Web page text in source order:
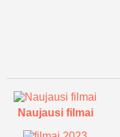
Naujausi filmai